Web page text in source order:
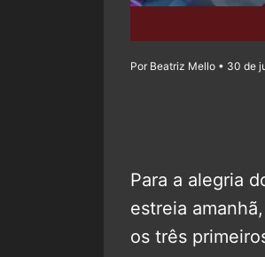
Por Beatriz Mello • 30 de
Para a alegria
estreia
os três